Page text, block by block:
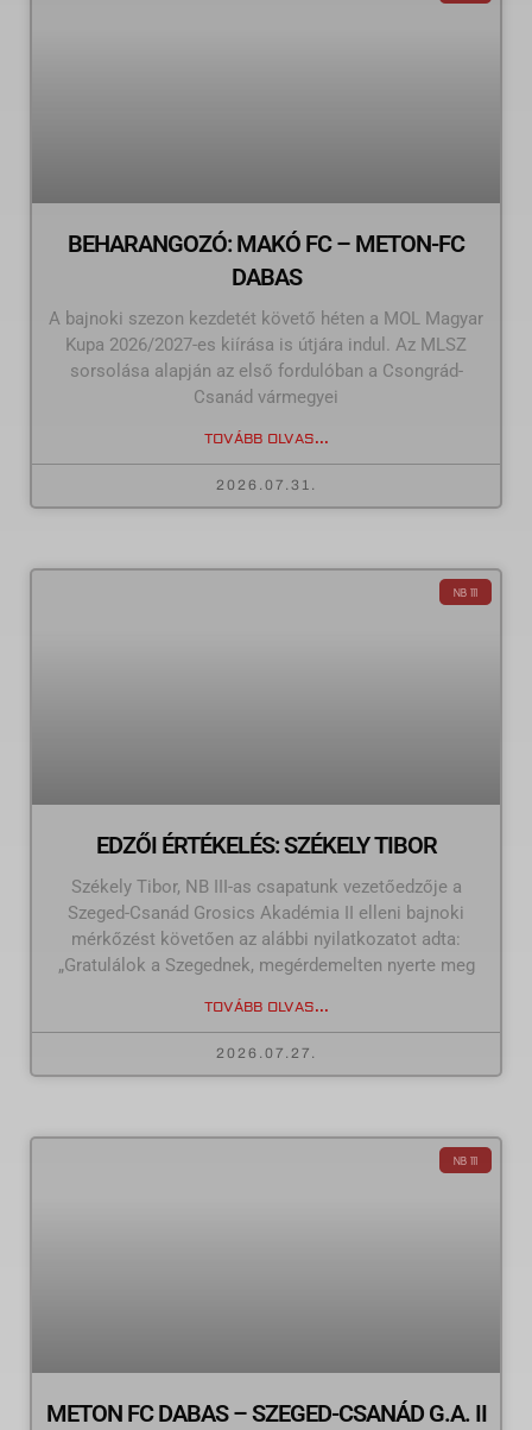
BEHARANGOZÓ: MAKÓ FC – METON-FC
DABAS
A bajnoki szezon kezdetét követő héten a MOL Magyar
Kupa 2026/2027-es kiírása is útjára indul. Az MLSZ
sorsolása alapján az első fordulóban a Csongrád-
Csanád vármegyei
TOVÁBB OLVAS...
2026.07.31.
NB III
EDZŐI ÉRTÉKELÉS: SZÉKELY TIBOR
Székely Tibor, NB III-as csapatunk vezetőedzője a
Szeged-Csanád Grosics Akadémia II elleni bajnoki
mérkőzést követően az alábbi nyilatkozatot adta:
„Gratulálok a Szegednek, megérdemelten nyerte meg
TOVÁBB OLVAS...
2026.07.27.
NB III
METON FC DABAS – SZEGED-CSANÁD G.A. II